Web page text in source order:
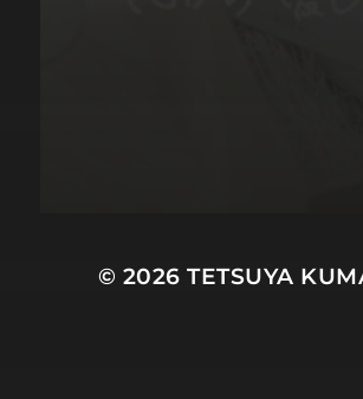
© 2026TETSUYA